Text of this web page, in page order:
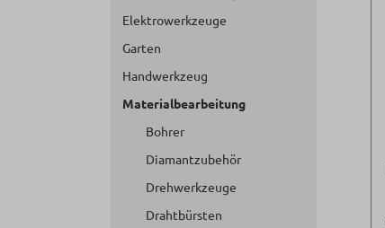
Elektrowerkzeuge
Garten
Handwerkzeug
Materialbearbeitung
Bohrer
Diamantzubehör
Drehwerkzeuge
Drahtbürsten